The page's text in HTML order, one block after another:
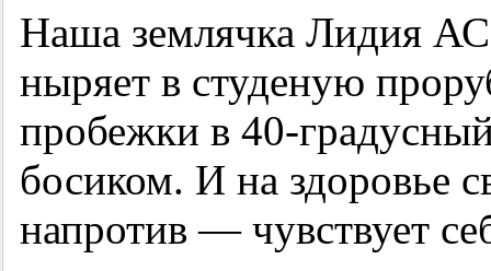
Наша землячка Лидия
ныряет в студеную
пробежки в 40-
босиком. И на здоровье
напротив — чувствует